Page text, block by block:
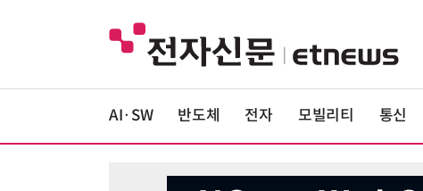
AI·SW 반도체 전자 모빌리티 통신